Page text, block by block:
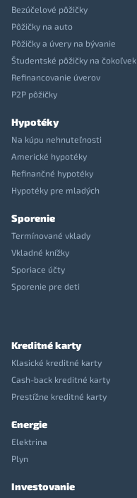
Bezúčelové pôžičky
Pôžičky na auto
Pôžičky a úvery na bývanie
Študentské pôžičky na čokoľvek
Refinancovanie úverov
P2P pôžičky
Hypotéky
Na kúpu nehnuteľnosti
Americké hypotéky
Refinančné hypotéky
Hypotéky pre mladých
Sporenie
Termínované vklady
Vkladné knížky
Sporiace účty
Sporenie pre deti
Kreditné karty
Klasické kreditné karty
Cash-back kreditné karty
Prestížne kreditné karty
Energie
Elektrina
Plyn
Investovanie